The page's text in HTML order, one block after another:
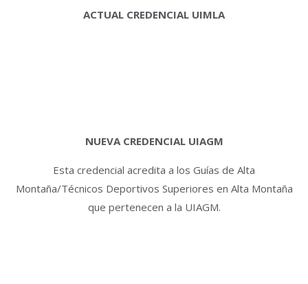
ACTUAL CREDENCIAL UIMLA
NUEVA CREDENCIAL UIAGM
Esta credencial acredita a los Guías de Alta
Montaña/Técnicos Deportivos Superiores en Alta Montaña
que pertenecen a la UIAGM.